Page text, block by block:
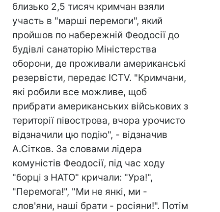
близько 2,5 тисяч кримчан взяли
участь в "марші перемоги", який
пройшов по набережній Феодосії до
будівлі санаторію Міністерства
оборони, де проживали американські
резервісти, передає ICTV. "Кримчани,
які робили все можливе, щоб
прибрати американських військових з
території півострова, вчора урочисто
відзначили цю подію", - відзначив
А.Сітков. За словами лідера
комуністів Феодосії, під час ходу
"борці з НАТО" кричали: "Ура!",
"Перемога!", "Ми не янкі, ми -
слов'яни, наші брати - росіяни!". Потім